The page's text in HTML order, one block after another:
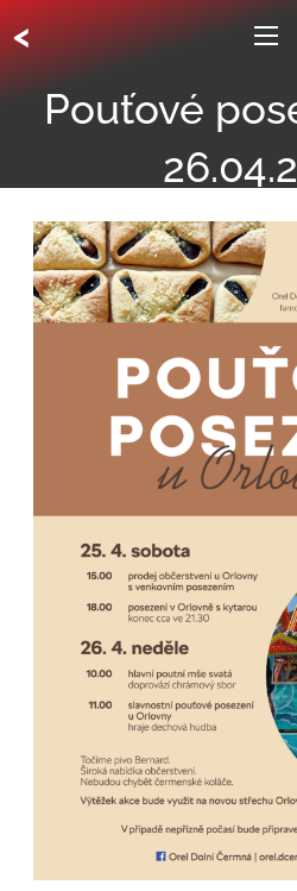
<
Pouťové